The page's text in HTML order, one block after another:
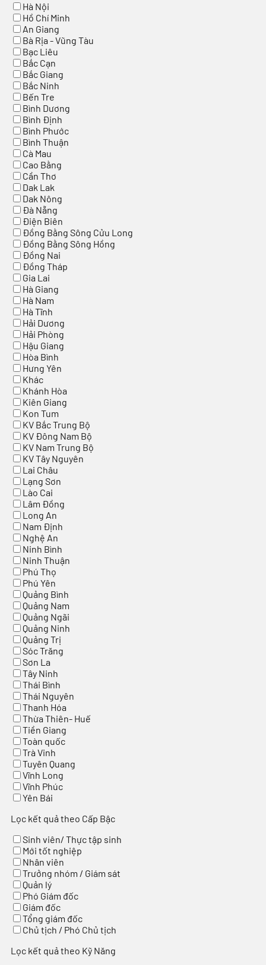
Hà Nội
Hồ Chí Minh
An Giang
Bà Rịa - Vũng Tàu
Bạc Liêu
Bắc Cạn
Bắc Giang
Bắc Ninh
Bến Tre
Bình Dương
Bình Định
Bình Phước
Bình Thuận
Cà Mau
Cao Bằng
Cần Thơ
Dak Lak
Dak Nông
Đà Nẵng
Điện Biên
Đồng Bằng Sông Cửu Long
Đồng Bằng Sông Hồng
Đồng Nai
Đồng Tháp
Gia Lai
Hà Giang
Hà Nam
Hà Tĩnh
Hải Dương
Hải Phòng
Hậu Giang
Hòa Bình
Hưng Yên
Khác
Khánh Hòa
Kiên Giang
Kon Tum
KV Bắc Trung Bộ
KV Đông Nam Bộ
KV Nam Trung Bộ
KV Tây Nguyên
Lai Châu
Lạng Sơn
Lào Cai
Lâm Đồng
Long An
Nam Định
Nghệ An
Ninh Bình
Ninh Thuận
Phú Thọ
Phú Yên
Quảng Bình
Quảng Nam
Quảng Ngãi
Quảng Ninh
Quảng Trị
Sóc Trăng
Sơn La
Tây Ninh
Thái Bình
Thái Nguyên
Thanh Hóa
Thừa Thiên- Huế
Tiền Giang
Toàn quốc
Trà Vinh
Tuyên Quang
Vĩnh Long
Vĩnh Phúc
Yên Bái
Lọc kết quả theo Cấp Bậc
Sinh viên/ Thực tập sinh
Mới tốt nghiệp
Nhân viên
Trưởng nhóm / Giám sát
Quản lý
Phó Giám đốc
Giám đốc
Tổng giám đốc
Chủ tịch / Phó Chủ tịch
Lọc kết quả theo Kỹ Năng